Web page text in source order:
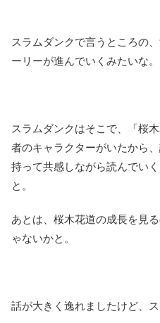
スラムダンクで言うところの
ーリーが進んでいくみたいな。
スラムダンクはそこで、「桜
者のキャラクターがいたから
持って共感しながら読んでい
と。
あとは、桜木花道の成長を見
ゃないかと。
話が大きく逸れましたけど、